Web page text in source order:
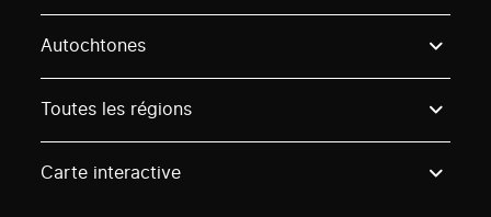
Autochtones
Toutes les régions
Carte interactive